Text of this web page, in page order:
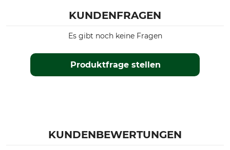
KUNDENFRAGEN
Produktfrage stellen
Es gibt noch keine Fragen
KUNDENBEWERTUNGEN